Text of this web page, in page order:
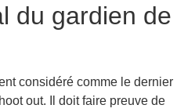
du gardien de
considéré comme le dernier
out. Il doit faire preuve de